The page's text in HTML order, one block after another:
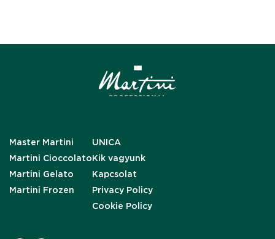
Master Martini
Martini Cioccolato
Martini Gelato
Martini Frozen
UNICA
Kik vagyunk
Kapcsolat
Privacy Policy
Cookie Policy